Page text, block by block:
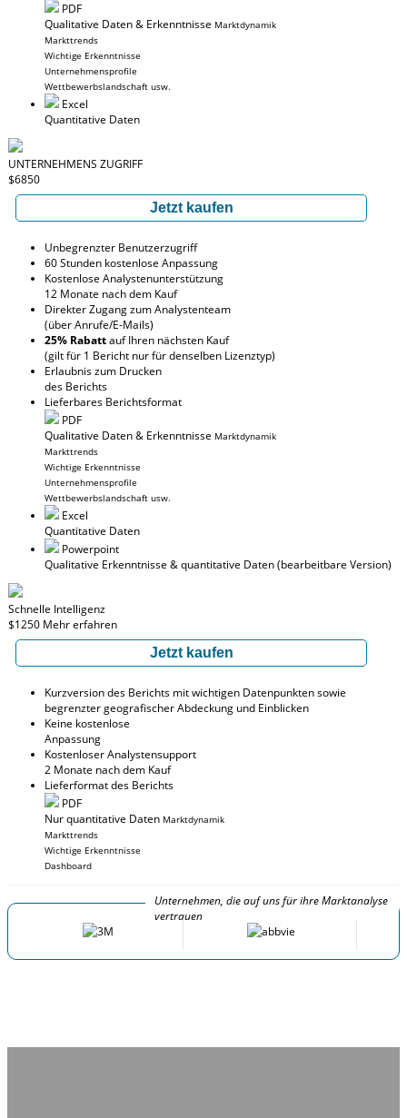
PDF
Qualitative Daten & Erkenntnisse Marktdynamik
Markttrends
Wichtige Erkenntnisse
Unternehmensprofile
Wettbewerbslandschaft usw.
Excel
Quantitative Daten
UNTERNEHMENS ZUGRIFF
$6850
Jetzt kaufen
Unbegrenzter Benutzerzugriff
60 Stunden kostenlose Anpassung
Kostenlose Analystenunterstützung
12 Monate nach dem Kauf
Direkter Zugang zum Analystenteam
(über Anrufe/E-Mails)
25% Rabattauf Ihren nächsten Kauf
(gilt für 1 Bericht nur für denselben Lizenztyp)
Erlaubnis zum Drucken
des Berichts
Lieferbares Berichtsformat
PDF
Qualitative Daten & Erkenntnisse Marktdynamik
Markttrends
Wichtige Erkenntnisse
Unternehmensprofile
Wettbewerbslandschaft usw.
Excel
Quantitative Daten
Powerpoint
Qualitative Erkenntnisse & quantitative Daten(bearbeitbare Version)
Schnelle Intelligenz
$1250 Mehr erfahren
Jetzt kaufen
Kurzversion des Berichts mit wichtigen Datenpunkten sowie
begrenzter geografischer Abdeckung und Einblicken
Keine kostenlose
Anpassung
Kostenloser Analystensupport
2 Monate nach dem Kauf
Lieferformat des Berichts
PDF
Nur quantitative Daten Marktdynamik
Markttrends
Wichtige Erkenntnisse
Dashboard
Unternehmen, die auf uns für ihre Marktanalyse
vertrauen